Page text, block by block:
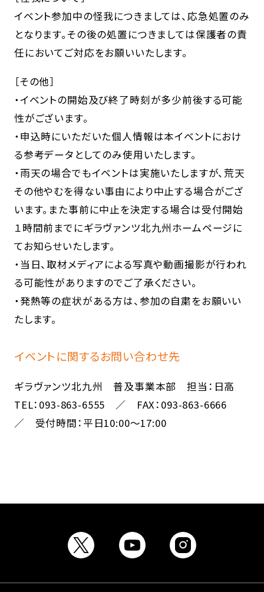
イベント参加中の怪我につきましては、応急処置のみ
となります。その後の処置につきましては保護者の責
任においてご対応をお願いいたします。
［その他］
・イベントの開始及び終了時刻が多少前後する可能
性がございます。
・申込時にいただいた個人情報は本イベントにおけ
る参考データとしてのみ使用いたします。
・雨天の場合でもイベントは実施いたしますが、荒天
その他やむを得ない事由により中止する場合がござ
います。また事前に中止を決定する場合は受付開始
１時間前までにギラヴァンツ北九州ホームページに
てお知らせいたします。
・当日、取材メディアによる写真や動画撮影が行われ
る可能性がありますのでご了承ください。
・発熱等の症状がある方は、参加の自粛をお願いい
たします。
イベントに関するお問い合わせ先
ギラヴァンツ北九州 普及事業本部 担当：日高
TEL：093-863-6555 ／ FAX：093-863-6666
／ 受付時間：平日10:00～17:00